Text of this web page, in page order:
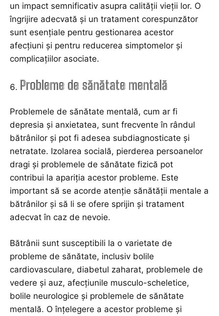
un impact semnificativ asupra calității vieții lor. O
îngrijire adecvată și un tratament corespunzător
sunt esențiale pentru gestionarea acestor
afecțiuni și pentru reducerea simptomelor și
complicațiilor asociate.
Probleme de sănătate mentală
Problemele de sănătate mentală, cum ar fi
depresia și anxietatea, sunt frecvente în rândul
bătrânilor și pot fi adesea subdiagnosticate și
netratate. Izolarea socială, pierderea persoanelor
dragi și problemele de sănătate fizică pot
contribui la apariția acestor probleme. Este
important să se acorde atenție sănătății mentale a
bătrânilor și să li se ofere sprijin și tratament
adecvat în caz de nevoie.
Bătrânii sunt susceptibili la o varietate de
probleme de sănătate, inclusiv bolile
cardiovasculare, diabetul zaharat, problemele de
vedere și auz, afecțiunile musculo-scheletice,
bolile neurologice și problemele de sănătate
mentală. O înțelegere a acestor probleme și